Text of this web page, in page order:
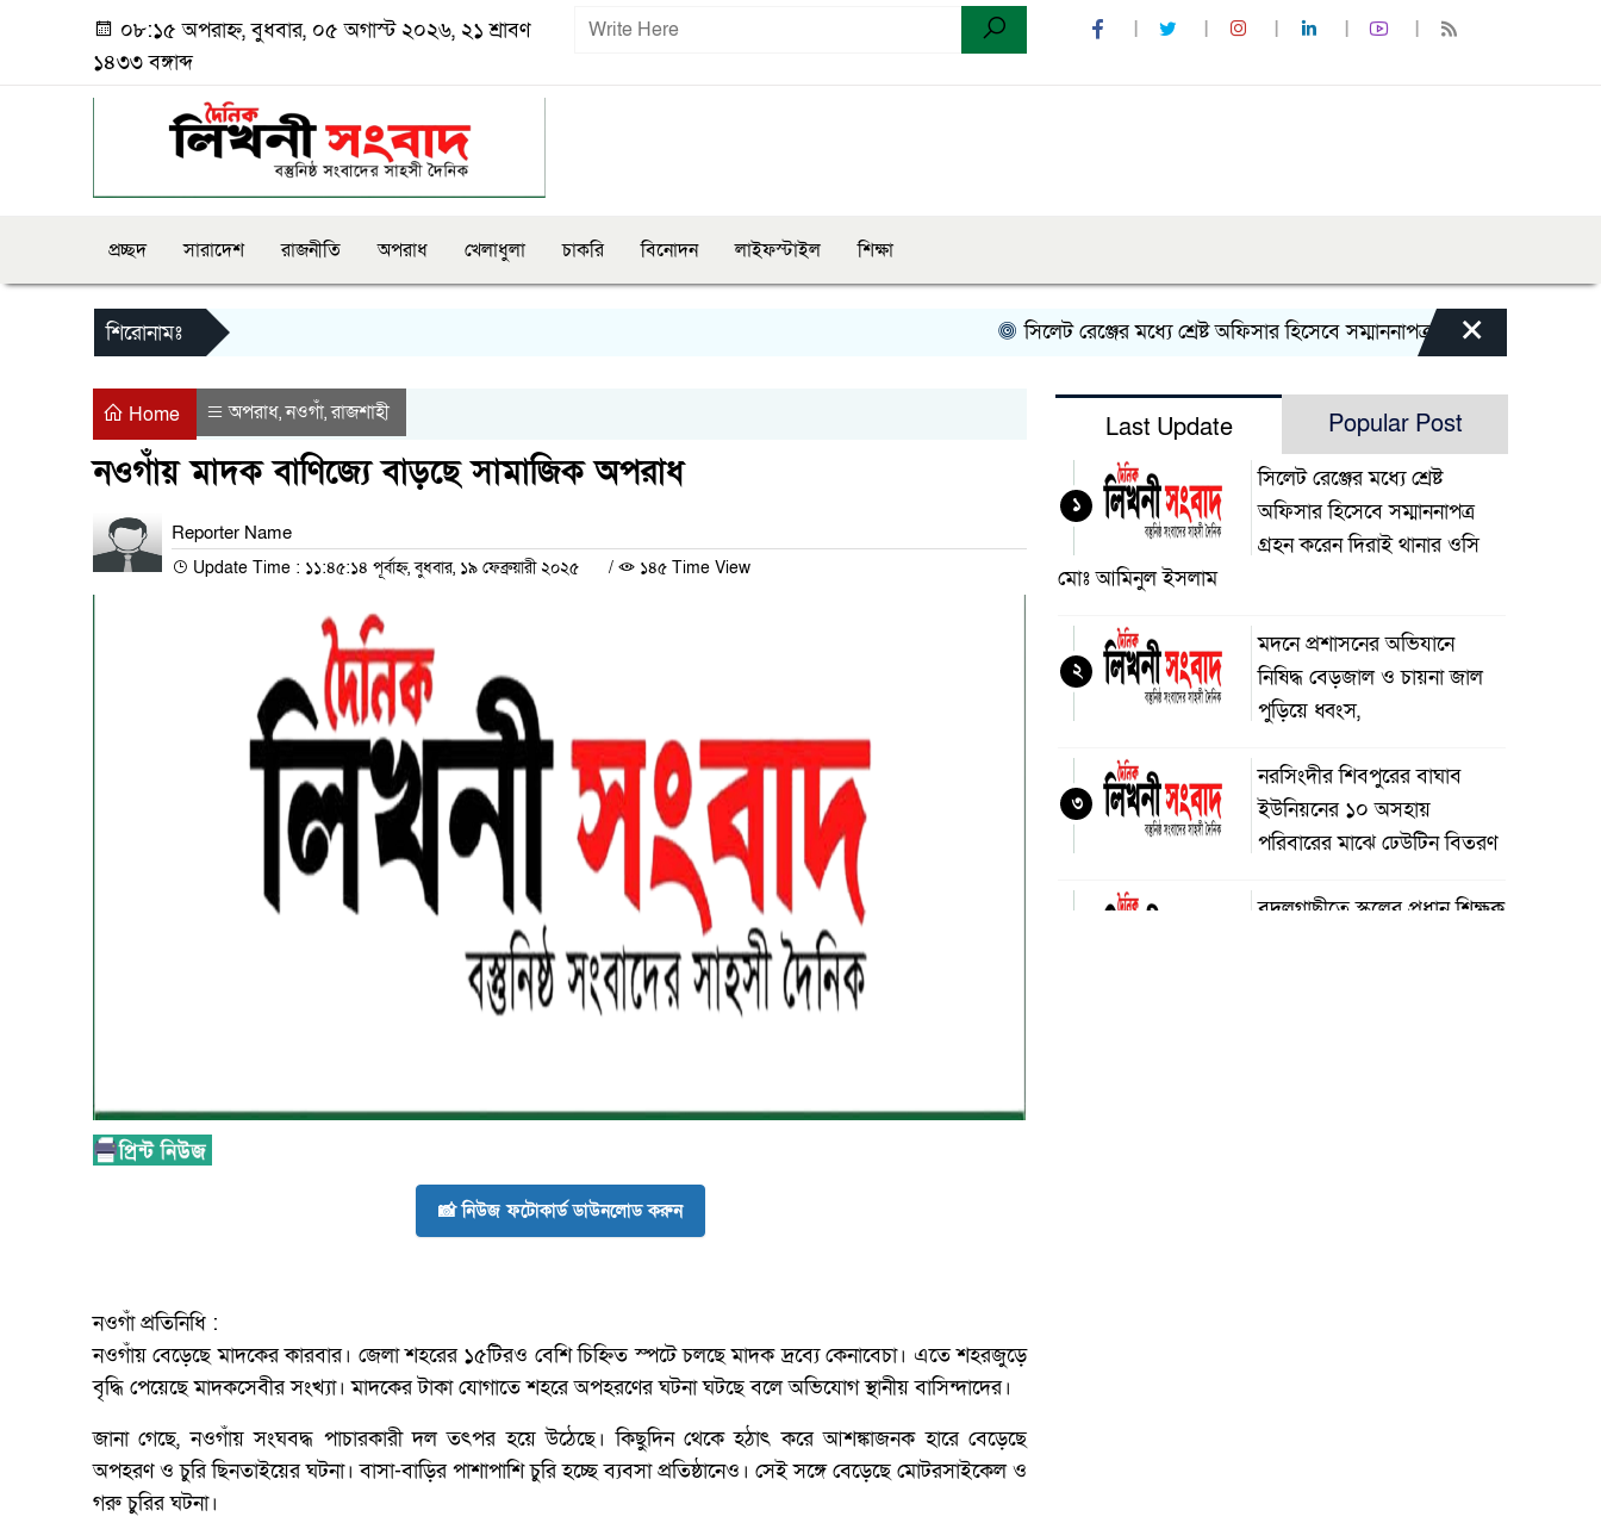
০৮:১৫ অপরাহ্ন, বুধবার, ০৫ অগাস্ট ২০২৬, ২১ শ্রাবণ
১৪৩৩ বঙ্গাব্দ
প্রচ্ছদ সারাদেশ রাজনীতি অপরাধ খেলাধুলা চাকরি বিনোদন লাইফস্টাইল শিক্ষা
শিরোনামঃ সিলেট রেঞ্জের মধ্যে শ্রেষ্ট অফিসার হিসেবে সম্মাননাপত্র গ্রহন করেন দিরাই
×
Home অপরাধ,নওগাঁ,রাজশাহী
নওগাঁয় মাদক বাণিজ্যে বাড়ছে সামাজিক অপরাধ
Reporter Name
Update Time : ১১:৪৫:১৪ পূর্বাহ্ন, বুধবার, ১৯ ফেব্রুয়ারী ২০২৫ / ১৪৫ Time View
📸 নিউজ ফটোকার্ড ডাউনলোড করুন
নওগাঁ প্রতিনিধি :
নওগাঁয় বেড়েছে মাদকের কারবার। জেলা শহরের ১৫টিরও বেশি চিহ্নিত স্পটে চলছে মাদক দ্রব্যে কেনাবেচা। এতে শহরজুড়ে
বৃদ্ধি পেয়েছে মাদকসেবীর সংখ্যা। মাদকের টাকা যোগাতে শহরে অপহরণের ঘটনা ঘটছে বলে অভিযোগ স্থানীয় বাসিন্দাদের।
জানা গেছে, নওগাঁয় সংঘবদ্ধ পাচারকারী দল তৎপর হয়ে উঠেছে। কিছুদিন থেকে হঠাৎ করে আশঙ্কাজনক হারে বেড়েছে
অপহরণ ও চুরি ছিনতাইয়ের ঘটনা। বাসা-বাড়ির পাশাপাশি চুরি হচ্ছে ব্যবসা প্রতিষ্ঠানেও। সেই সঙ্গে বেড়েছে মোটরসাইকেল ও
গরু চুরির ঘটনা।
Last Update Popular Post
সিলেট রেঞ্জের মধ্যে শ্রেষ্ট
অফিসার হিসেবে সম্মাননাপত্র
গ্রহন করেন দিরাই থানার ওসি
মোঃ আমিনুল ইসলাম
১
মদনে প্রশাসনের অভিযানে
নিষিদ্ধ বেড়জাল ও চায়না জাল
পুড়িয়ে ধ্বংস,
২
নরসিংদীর শিবপুরের বাঘাব
ইউনিয়নের ১০ অসহায়
পরিবারের মাঝে ঢেউটিন বিতরণ
৩
বদলগাছীতে স্কুলের প্রধান শিক্ষক